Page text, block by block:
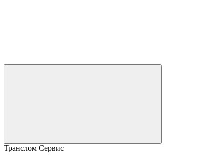
Транслом Сервис